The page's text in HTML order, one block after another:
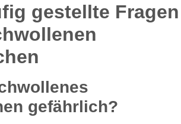
gestellte Fragen
gefährlich?